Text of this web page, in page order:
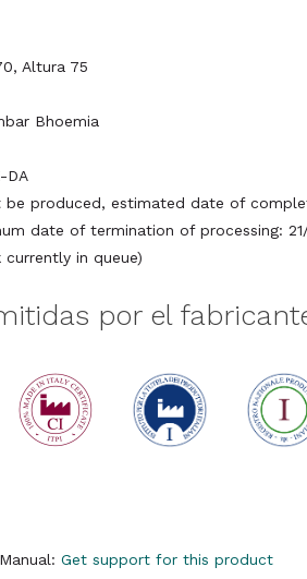
Altura 75
Bhoemia
DA
be produced, estimated date of
date of termination of processing:
in queue)
por el
Get support for this product